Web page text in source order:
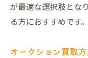
が最適な選択肢とな
る方におすすめです。
オークション買取